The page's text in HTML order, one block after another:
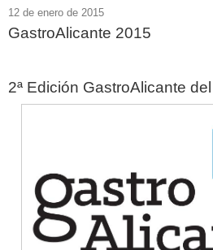
12 de enero de 2015
GastroAlicante 2015
2ª Edición GastroAlicante